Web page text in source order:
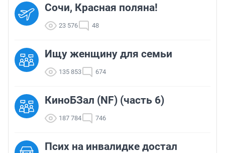
Сочи, Красная поляна!
23 576 48
Ищу женщину для семьи
135 853 674
КиноБЗал (NF) (часть 6)
187 784 746
Псих на инвалидке достал